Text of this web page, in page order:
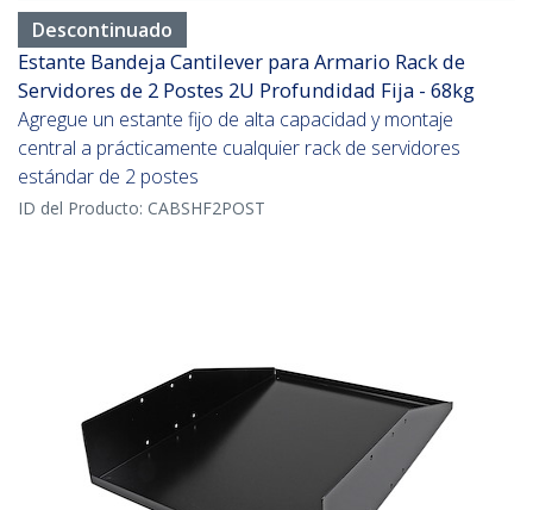
Descontinuado
Estante Bandeja Cantilever para Armario Rack de
Servidores de 2 Postes 2U Profundidad Fija - 68kg
Agregue un estante fijo de alta capacidad y montaje
central a prácticamente cualquier rack de servidores
estándar de 2 postes
ID del Producto: CABSHF2POST